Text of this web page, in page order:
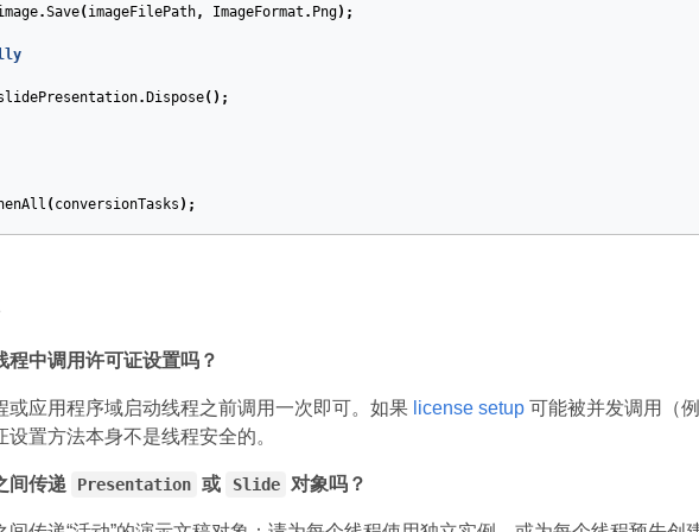
.Save( imageFilePath, ImageFormat . Png);
. Dispose();
( conversionTasks );
程中调用许可证设置吗？
或应用程序域启动线程之前调用一次即可。如果 license setup可能被并发调用（
置方法本身不是线程安全的。
间传递 Presentation 或 Slide 对象吗？